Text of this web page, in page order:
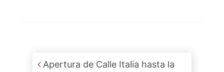
Post navigation
Apertura de Calle Italia hasta la